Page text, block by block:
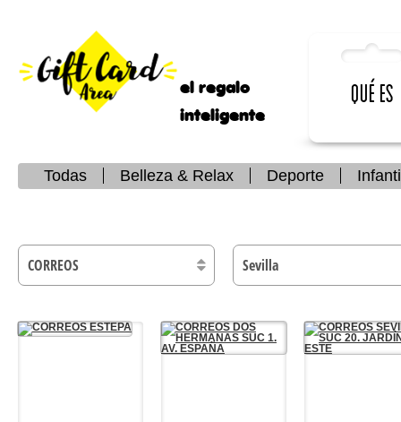
el regalo
inteligente
Qué es
Todas Belleza & Relax Deporte